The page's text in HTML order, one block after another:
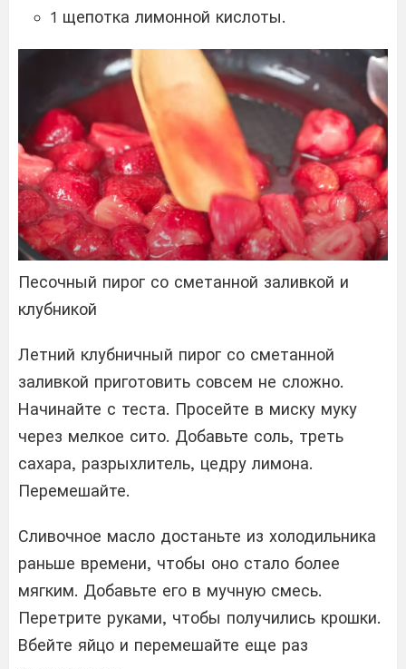
1 щепотка лимонной кислоты.
Песочный пирог со сметанной заливкой и
клубникой
Летний клубничный пирог со сметанной
заливкой приготовить совсем не сложно.
Начинайте с теста. Просейте в миску муку
через мелкое сито. Добавьте соль, треть
сахара, разрыхлитель, цедру лимона.
Перемешайте.
Сливочное масло достаньте из холодильника
раньше времени, чтобы оно стало более
мягким. Добавьте его в мучную смесь.
Перетрите руками, чтобы получились крошки.
Вбейте яйцо и перемешайте еще раз